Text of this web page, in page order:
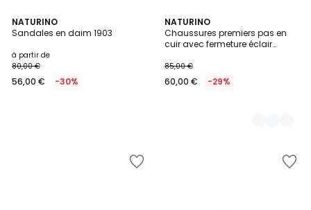
NATURINO
Sandales en daim 1903
à partir de
80,00 €
56,00 € -30%
NATURINO
Chaussures premiers pas en
cuir avec fermeture éclair
85,00 €
60,00 € -29%
3
Couleurs